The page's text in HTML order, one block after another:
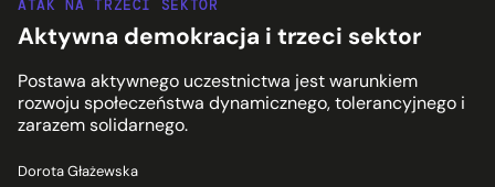
ATAK NA TRZECI SEKTOR
Aktywna demokracja i trzeci sektor
Postawa aktywnego uczestnictwa jest warunkiem
rozwoju społeczeństwa dynamicznego, tolerancyjnego i
zarazem solidarnego.
Dorota Głażewska